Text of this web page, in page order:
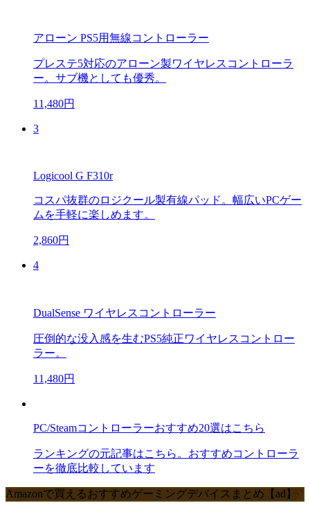
アローン PS5用無線コントローラー
プレステ5対応のアローン製ワイヤレスコントローラ
ー。サブ機としても優秀。
11,480円
3
Logicool G F310r
コスパ抜群のロジクール製有線パッド。幅広いPCゲー
ムを手軽に楽しめます。
2,860円
4
DualSense ワイヤレスコントローラー
圧倒的な没入感を生むPS5純正ワイヤレスコントロー
ラー。
11,480円
PC/Steamコントローラーおすすめ20選はこちら
ランキングの元記事はこちら。おすすめコントローラ
ーを徹底比較しています
Amazonで買えるおすすめゲーミングデバイスまとめ【ad】